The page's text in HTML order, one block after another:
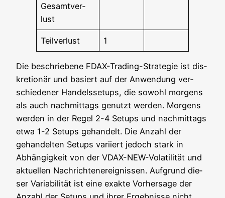
Gesamt­ver­
lust
Teil­ver­lust 1
Die beschrie­be­ne FDAX-Tra­ding-Stra­te­gie ist dis­
kre­tio­när und basiert auf der Anwen­dung ver­
schie­de­ner Han­dels­set­ups, die sowohl mor­gens
als auch nach­mit­tags genutzt wer­den. Mor­gens
wer­den in der Regel 2-4 Set­ups und nach­mit­tags
etwa 1-2 Set­ups gehan­delt. Die Anzahl der
gehan­del­ten Set­ups vari­iert jedoch stark in
Abhän­gig­keit von der VDAX-NEW-Vola­ti­li­tät und
aktu­el­len Nach­rich­ten­er­eig­nis­sen. Auf­grund die­
ser Varia­bi­li­tät ist eine exak­te Vor­her­sa­ge der